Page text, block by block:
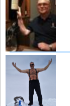
nemos